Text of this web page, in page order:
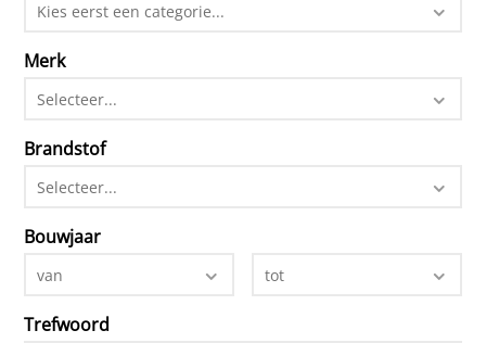
Kies eerst een categorie...
Merk
Selecteer...
Brandstof
Selecteer...
Bouwjaar
van tot
Trefwoord